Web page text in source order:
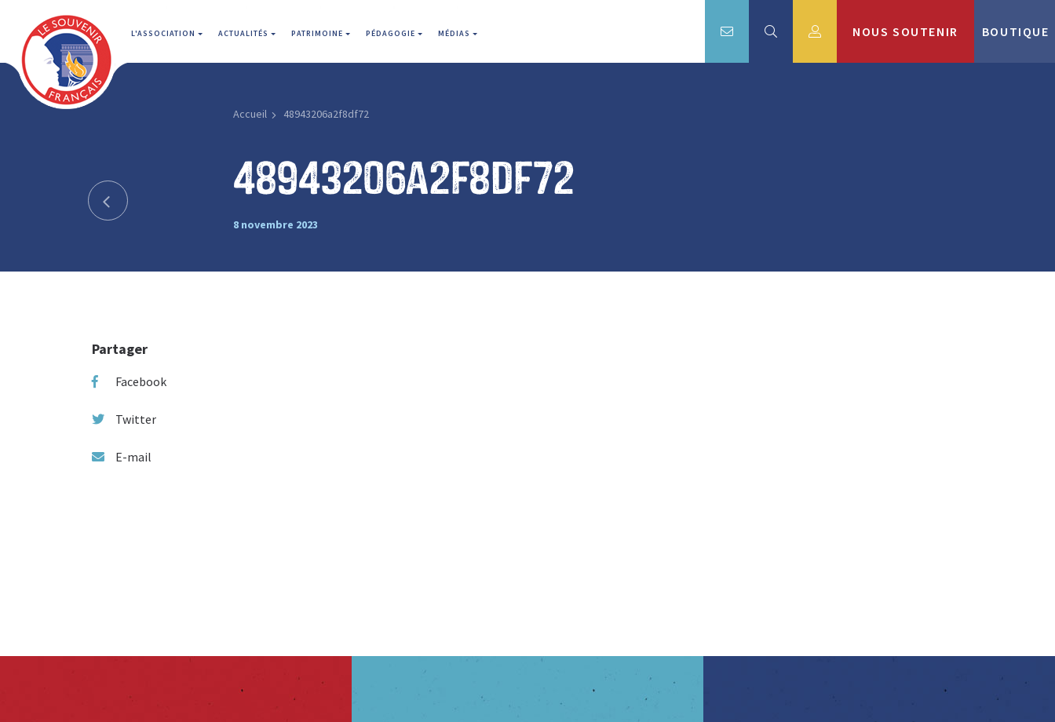
L'ASSOCIATION ACTUALITÉS PATRIMOINE PÉDAGOGIE MÉDIAS NOUS SOUTENIR BOUTIQUE
Accueil 48943206a2f8df72
48943206a2f8df72
8 novembre 2023
Partager
Facebook
Twitter
E-mail